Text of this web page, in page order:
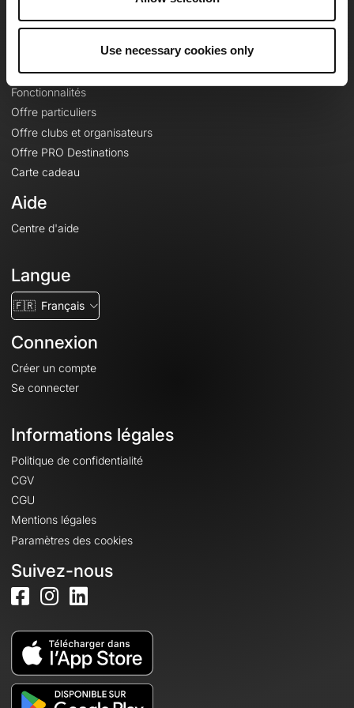
Use necessary cookies only
Le Mag'
Fonds de cartes topographiques
Fonctionnalités
Offre particuliers
Offre clubs et organisateurs
Offre PRO Destinations
Carte cadeau
Aide
Centre d'aide
Langue
🇫🇷 Français
Connexion
Créer un compte
Se connecter
Informations légales
Politique de confidentialité
CGV
CGU
Mentions légales
Paramètres des cookies
Suivez-nous